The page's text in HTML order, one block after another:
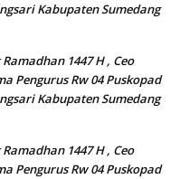
Kabupaten Sumedang
1447 H , Ceo
Pengurus Rw 04 Puskopad
Kabupaten Sumedang
1447 H , Ceo
Pengurus Rw 04 Puskopad